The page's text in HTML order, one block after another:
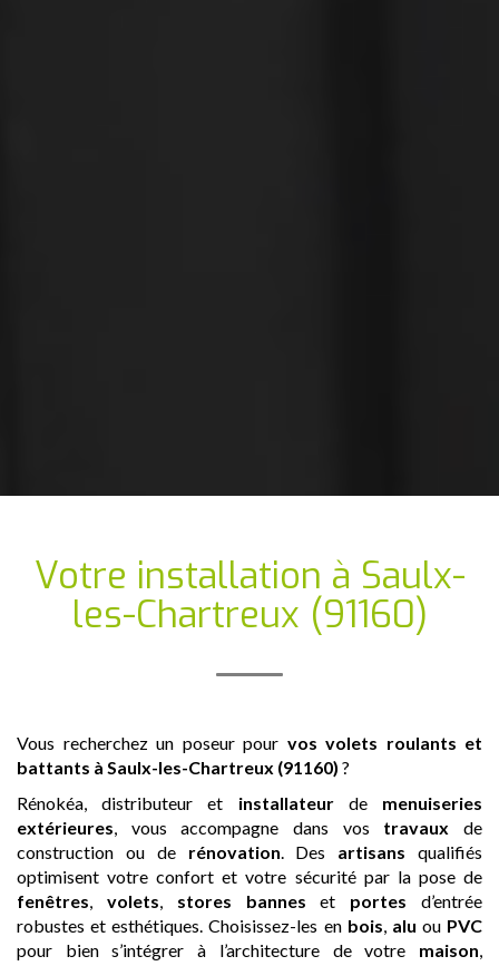
Votre installation à Saulx-
les-Chartreux (91160)
Vous recherchez un poseur pour vos volets roulants et
battants à Saulx-les-Chartreux (91160) ?
Rénokéa, distributeur et installateurde menuiseries
extérieures, vous accompagne dans vos travaux de
construction ou de rénovation. Des artisans qualifiés
optimisent votre confort et votre sécurité par la pose de
fenêtres, volets, stores bannes et portes d’entrée
robustes et esthétiques. Choisissez-les en bois, alu ou PVC
pour bien s’intégrer à l’architecture de votre maison,